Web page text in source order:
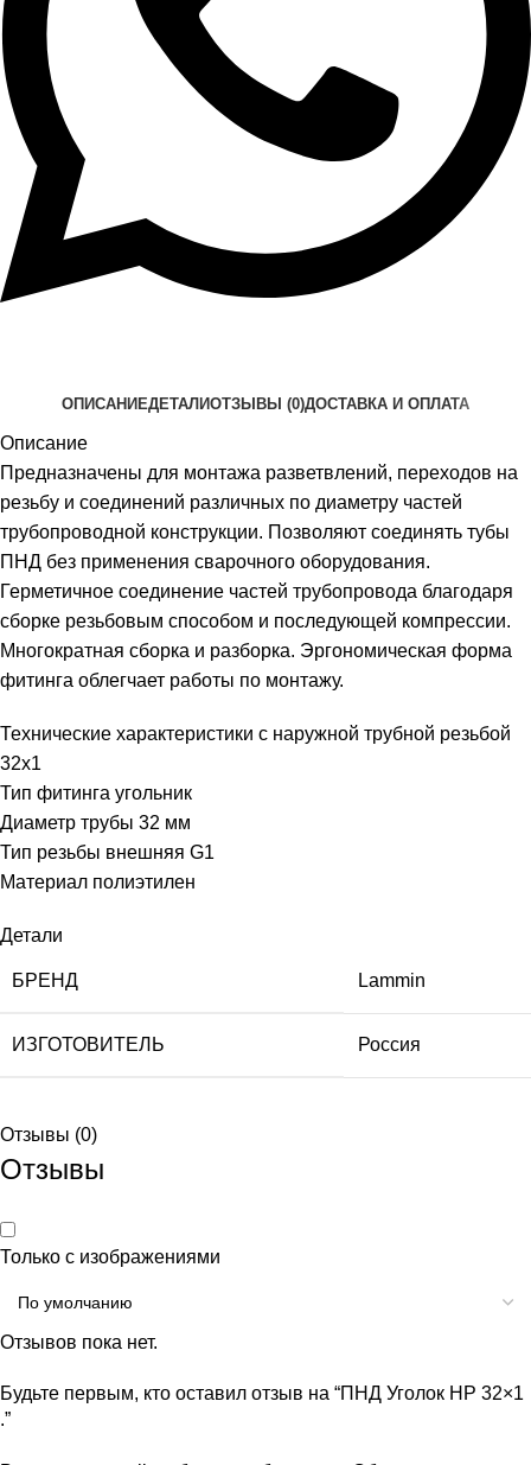
ОПИСАНИЕДЕТАЛИОТЗЫВЫ (0)ДОСТАВКА И ОПЛАТА
Описание
Предназначены для монтажа разветвлений, переходов на
резьбу и соединений различных по диаметру частей
трубопроводной конструкции. Позволяют соединять тубы
ПНД без применения сварочного оборудования.
Герметичное соединение частей трубопровода благодаря
сборке резьбовым способом и последующей компрессии.
Многократная сборка и разборка. Эргономическая форма
фитинга облегчает работы по монтажу.
Технические характеристики с наружной трубной резьбой
32х1
Тип фитинга угольник
Диаметр трубы 32 мм
Тип резьбы внешняя G1
Материал полиэтилен
Детали
БРЕНД Lammin
ИЗГОТОВИТЕЛЬ Россия
Отзывы (0)
Отзывы
Только с изображениями
Отзывов пока нет.
Будьте первым, кто оставил отзыв на “ПНД Уголок НР 32×1
.”